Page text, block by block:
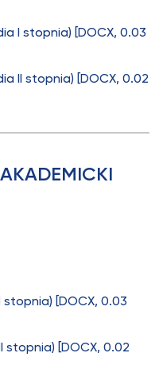
I stopnia) [DOCX, 0.03
II stopnia) [DOCX, 0.02
stopnia) [DOCX, 0.03
stopnia) [DOCX, 0.02